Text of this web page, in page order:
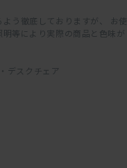
う徹底しておりますが、 お使
等により実際の商品と色味が
デスクチェア